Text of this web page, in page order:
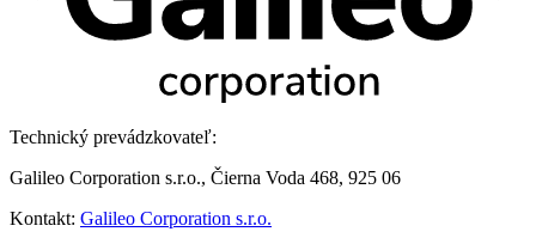
Technický prevádzkovateľ:
Galileo Corporation s.r.o., Čierna Voda 468, 925 06
Kontakt: Galileo Corporation s.r.o.